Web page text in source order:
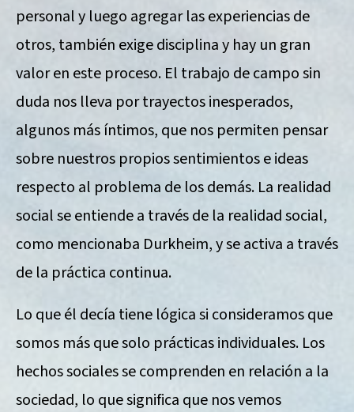
personal y luego agregar las experiencias de
otros, también exige disciplina y hay un gran
valor en este proceso. El trabajo de campo sin
duda nos lleva por trayectos inesperados,
algunos más íntimos, que nos permiten pensar
sobre nuestros propios sentimientos e ideas
respecto al problema de los demás. La realidad
social se entiende a través de la realidad social,
como mencionaba Durkheim, y se activa a través
de la práctica continua.
Lo que él decía tiene lógica si consideramos que
somos más que solo prácticas individuales. Los
hechos sociales se comprenden en relación a la
sociedad, lo que significa que nos vemos